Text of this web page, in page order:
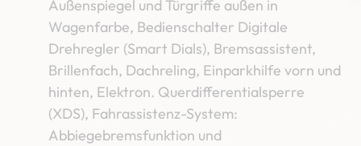
Außenspiegel und Türgriffe außen in
Wagenfarbe, Bedienschalter Digitale
Drehregler (Smart Dials), Bremsassistent,
Brillenfach, Dachreling, Einparkhilfe vorn und
hinten, Elektron. Querdifferentialsperre
(XDS), Fahrassistenz-System:
Abbiegebremsfunktion und